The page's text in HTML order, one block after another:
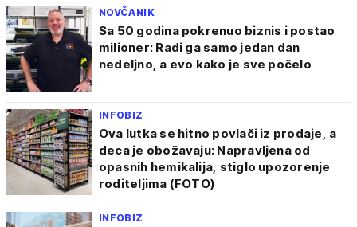
NOVČANIK
Sa 50 godina pokrenuo biznis i postao
milioner: Radi ga samo jedan dan
nedeljno, a evo kako je sve počelo
INFOBIZ
Ova lutka se hitno povlači iz prodaje, a
deca je obožavaju: Napravljena od
opasnih hemikalija, stiglo upozorenje
roditeljima (FOTO)
INFOBIZ